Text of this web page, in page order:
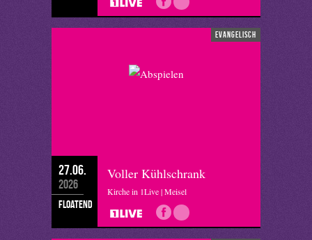
evangelisch
27.06.
2026
floatend
Voller Kühlschrank
Kirche in 1Live | Meisel